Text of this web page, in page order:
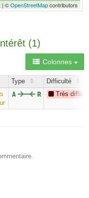
| ©OpenStreetMapcontributors
(1)
Colonnes
Type
Difficulté
Très